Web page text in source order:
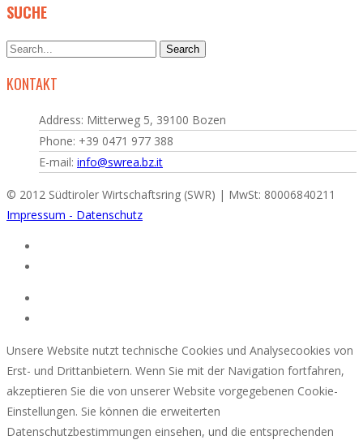
SUCHE
KONTAKT
Address: Mitterweg 5, 39100 Bozen
Phone: +39 0471 977 388
E-mail: info@swrea.bz.it
© 2012 Südtiroler Wirtschaftsring (SWR) | MwSt: 80006840211
Impressum - Datenschutz
Unsere Website nutzt technische Cookies und Analysecookies von
Erst- und Drittanbietern. Wenn Sie mit der Navigation fortfahren,
akzeptieren Sie die von unserer Website vorgegebenen Cookie-
Einstellungen. Sie können die erweiterten
Datenschutzbestimmungen einsehen, und die entsprechenden